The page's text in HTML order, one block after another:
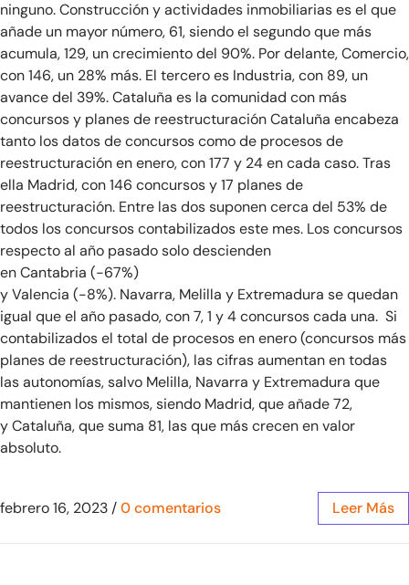
ninguno. Construcción y actividades inmobiliarias es el que
añade un mayor número, 61, siendo el segundo que más
acumula, 129, un crecimiento del 90%. Por delante, Comercio,
con 146, un 28% más. El tercero es Industria, con 89, un
avance del 39%. Cataluña es la comunidad con más
concursos y planes de reestructuración Cataluña encabeza
tanto los datos de concursos como de procesos de
reestructuración en enero, con 177 y 24 en cada caso. Tras
ella Madrid, con 146 concursos y 17 planes de
reestructuración. Entre las dos suponen cerca del 53% de
todos los concursos contabilizados este mes. Los concursos
respecto al año pasado solo descienden
en Cantabria (-67%)
y Valencia (-8%). Navarra, Melilla y Extremadura se quedan
igual que el año pasado, con 7, 1 y 4 concursos cada una. Si
contabilizados el total de procesos en enero (concursos más
planes de reestructuración), las cifras aumentan en todas
las autonomías, salvo Melilla, Navarra y Extremadura que
mantienen los mismos, siendo Madrid, que añade 72,
y Cataluña, que suma 81, las que más crecen en valor
absoluto.
febrero 16, 2023 /0 comentarios Leer Más